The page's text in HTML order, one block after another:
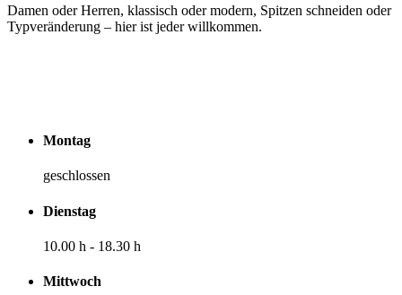
Damen oder Herren, klassisch oder modern, Spitzen schneiden oder
Typveränderung – hier ist jeder willkommen.
Montag
geschlossen
Dienstag
10.00 h - 18.30 h
Mittwoch